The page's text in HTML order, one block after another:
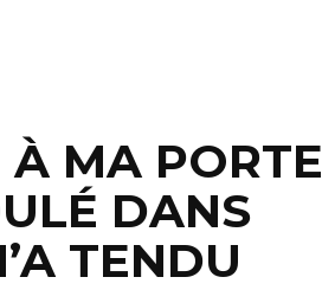
MA PORTE
DANS
TENDU